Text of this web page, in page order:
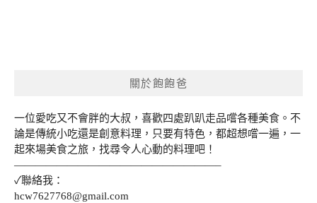
關於飽飽爸
一位愛吃又不會胖的大叔，喜歡四處趴趴走品嚐各種美食。不
論是傳統小吃還是創意料理，只要有特色，都超想嚐一遍，一
起來場美食之旅，找尋令人心動的料理吧！
———————————————————–
✓聯絡我：
hcw7627768@gmail.com